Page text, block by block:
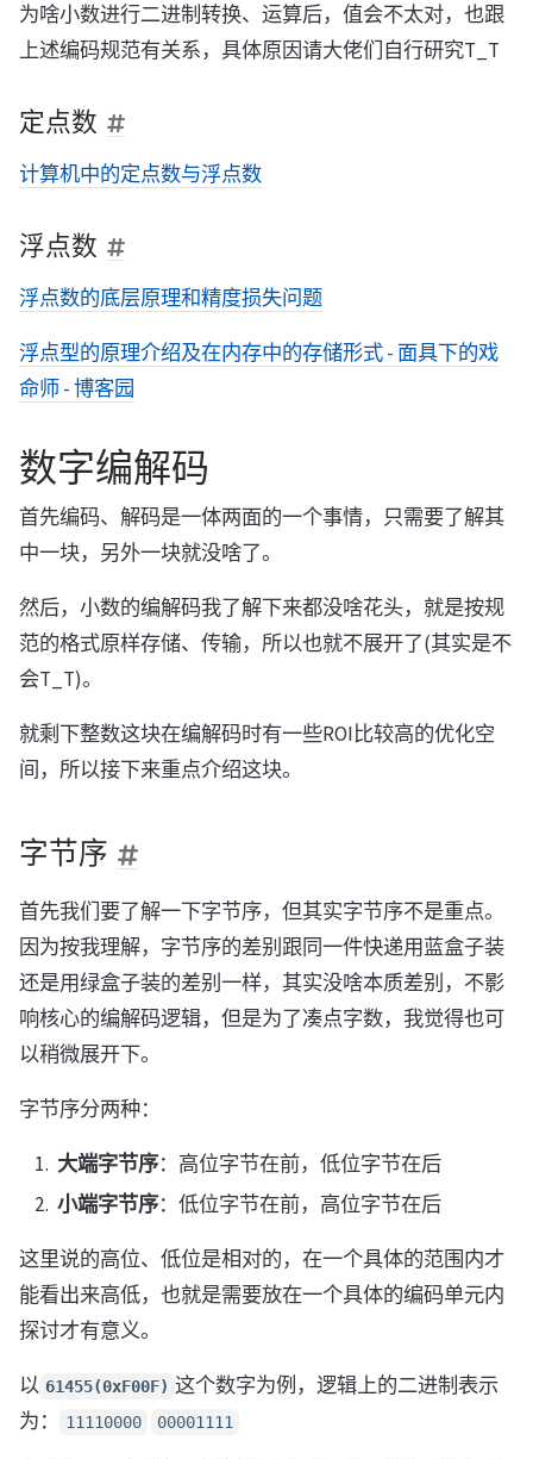
为啥小数进行二进制转换、运算后，值会不太对，也跟
上述编码规范有关系，具体原因请大佬们自行研究T_T
定点数
计算机中的定点数与浮点数
浮点数
浮点数的底层原理和精度损失问题
浮点型的原理介绍及在内存中的存储形式 - 面具下的戏
命师 - 博客园
数字编解码
首先编码、解码是一体两面的一个事情，只需要了解其
中一块，另外一块就没啥了。
然后，小数的编解码我了解下来都没啥花头，就是按规
范的格式原样存储、传输，所以也就不展开了(其实是不
会T_T)。
就剩下整数这块在编解码时有一些ROI比较高的优化空
间，所以接下来重点介绍这块。
字节序
首先我们要了解一下字节序，但其实字节序不是重点。
因为按我理解，字节序的差别跟同一件快递用蓝盒子装
还是用绿盒子装的差别一样，其实没啥本质差别，不影
响核心的编解码逻辑，但是为了凑点字数，我觉得也可
以稍微展开下。
字节序分两种：
大端字节序：高位字节在前，低位字节在后
小端字节序：低位字节在前，高位字节在后
这里说的高位、低位是相对的，在一个具体的范围内才
能看出来高低，也就是需要放在一个具体的编码单元内
探讨才有意义。
以 61455(0xF00F) 这个数字为例，逻辑上的二进制表示
为：
11110000 00001111